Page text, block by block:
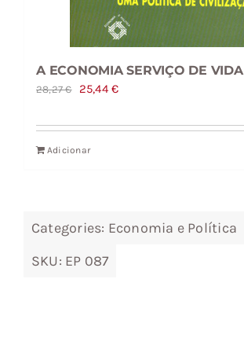
A ECONOMIA SERVIÇO DE VIDA
28,27€
O
original
era:
25,44€O
atual
Adicionar
Categories: Economia e Política
SKU: EP 087